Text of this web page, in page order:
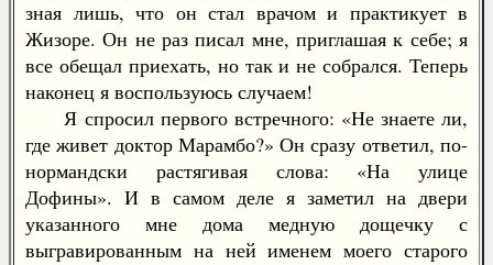
зная лишь, что он стал врачом и практикует в
Жизоре. Он не раз писал мне, приглашая к себе; я
все обещал приехать, но так и не собрался. Теперь
наконец я воспользуюсь случаем!
Я спросил первого встречного: «Не знаете ли,
где живет доктор Марамбо?» Он сразу ответил, по-
нормандски растягивая слова: «На улице
Дофины». И в самом деле я заметил на двери
указанного мне дома медную дощечку с
выгравированным на ней именем моего старого